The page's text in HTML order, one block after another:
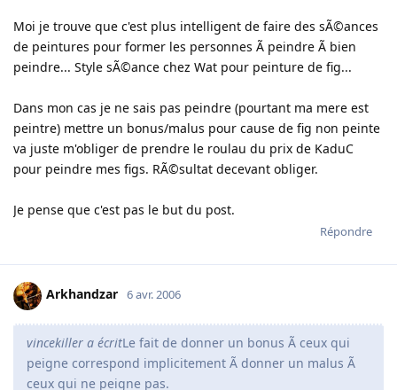
Moi je trouve que c'est plus intelligent de faire des sÃ©ances
de peintures pour former les personnes Ã peindre Ã bien
peindre... Style sÃ©ance chez Wat pour peinture de fig...
Dans mon cas je ne sais pas peindre (pourtant ma mere est
peintre) mettre un bonus/malus pour cause de fig non peinte
va juste m'obliger de prendre le roulau du prix de KaduC
pour peindre mes figs. RÃ©sultat decevant obliger.
Je pense que c'est pas le but du post.
Répondre
Arkhandzar 6 avr. 2006
vincekiller a écritLe fait de donner un bonus Ã ceux qui
peigne correspond implicitement Ã donner un malus Ã
ceux qui ne peigne pas.